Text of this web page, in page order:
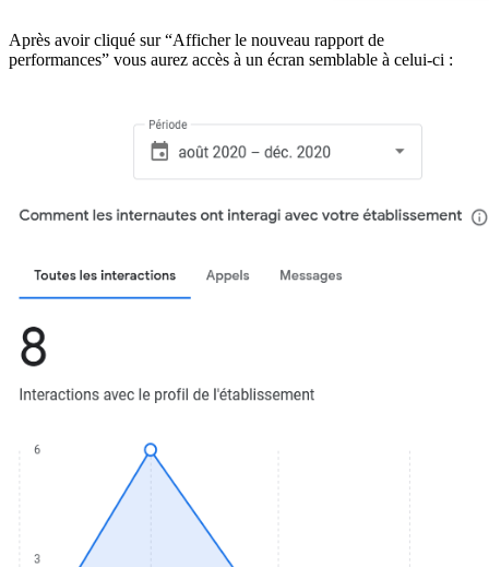
Après avoir cliqué sur “Afficher le nouveau rapport de
performances” vous aurez accès à un écran semblable à celui-ci :